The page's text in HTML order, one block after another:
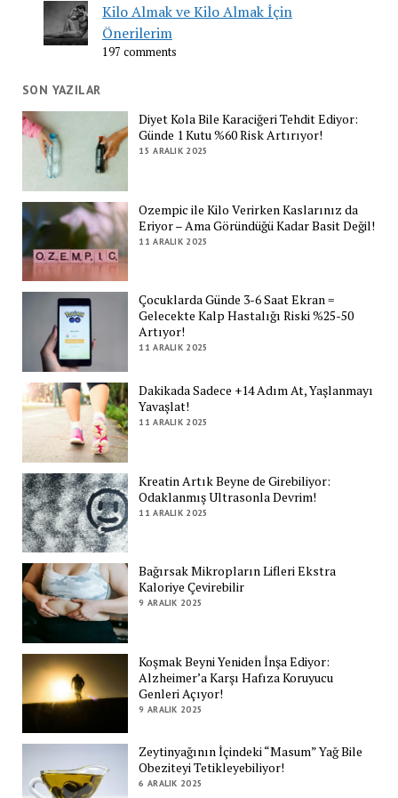
Kilo Almak ve Kilo Almak İçin
Önerilerim
197 comments
SON YAZILAR
Diyet Kola Bile Karaciğeri Tehdit Ediyor:
Günde 1 Kutu %60 Risk Artırıyor!
15 ARALIK 2025
Ozempic ile Kilo Verirken Kaslarınız da
Eriyor – Ama Göründüğü Kadar Basit Değil!
11 ARALIK 2025
Çocuklarda Günde 3-6 Saat Ekran =
Gelecekte Kalp Hastalığı Riski %25-50
Artıyor!
11 ARALIK 2025
Dakikada Sadece +14 Adım At, Yaşlanmayı
Yavaşlat!
11 ARALIK 2025
Kreatin Artık Beyne de Girebiliyor:
Odaklanmış Ultrasonla Devrim!
11 ARALIK 2025
Bağırsak Mikropların Lifleri Ekstra
Kaloriye Çevirebilir
9 ARALIK 2025
Koşmak Beyni Yeniden İnşa Ediyor:
Alzheimer’a Karşı Hafıza Koruyucu
Genleri Açıyor!
9 ARALIK 2025
Zeytinyağının İçindeki “Masum” Yağ Bile
Obeziteyi Tetikleyebiliyor!
6 ARALIK 2025